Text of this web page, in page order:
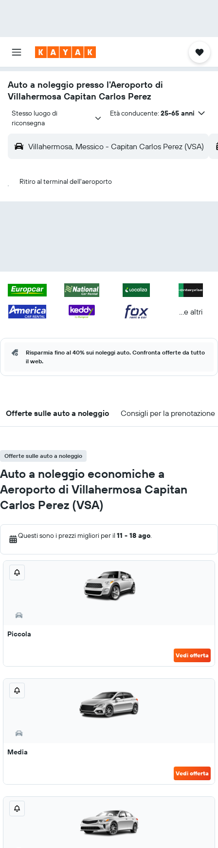
Auto a noleggio presso l'Aeroporto di
Villahermosa Capitan Carlos Perez
Stesso luogo di
riconsegna
Età conducente: 25-65 anni
Villahermosa, Messico - Capitan Carlos Perez (VSA)
Ritiro al terminal dell'aeroporto
...e altri
Risparmia fino al 40% sui noleggi auto. Confronta offerte da tutto
il web.
Offerte sulle auto a noleggio Consigli per la prenotazione
Offerte sulle auto a noleggio
Auto a noleggio economiche a
Aeroporto di Villahermosa Capitan
Carlos Perez (VSA)
Questi sono i prezzi migliori per il 11 - 18 ago.
Piccola
Vedi offerta
Media
Vedi offerta